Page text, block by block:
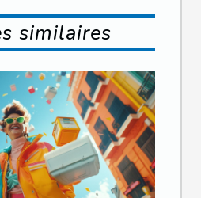
similaires